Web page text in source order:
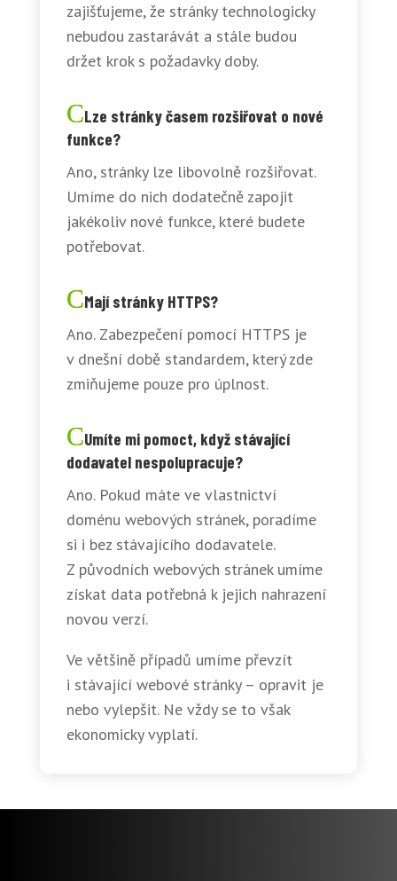
zajišťujeme, že stránky technologicky
nebudou zastarávát a stále budou
držet krok s požadavky doby.
Lze stránky časem rozšiřovat o nové
funkce?
Ano, stránky lze libovolně rozšiřovat.
Umíme do nich dodatečně zapojit
jakékoliv nové funkce, které budete
potřebovat.
Mají stránky HTTPS?
Ano. Zabezpečení pomocí HTTPS je
v dnešní době standardem, který zde
zmiňujeme pouze pro úplnost.
Umíte mi pomoct, když stávající
dodavatel nespolupracuje?
Ano. Pokud máte ve vlastnictví
doménu webových stránek, poradíme
si i bez stávajícího dodavatele.
Z původních webových stránek umíme
získat data potřebná k jejich nahrazení
novou verzí.
Ve většině případů umíme převzít
i stávající webové stránky – opravit je
nebo vylepšit. Ne vždy se to však
ekonomicky vyplatí.